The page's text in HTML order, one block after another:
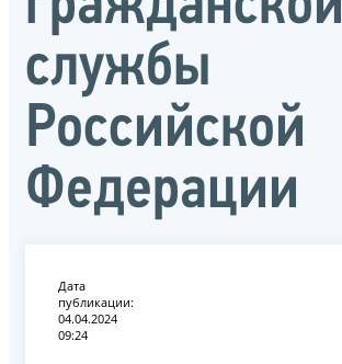
службы
Российской
Федерации
Дата
публикации:
04.04.2024
09:24